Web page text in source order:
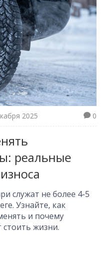
2025 0
реальные
служат не более 4-5
Узнайте, как
и почему
жизни.